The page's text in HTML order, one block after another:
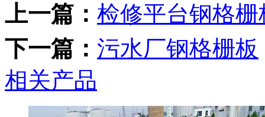
上一篇： 检修平台钢格栅
下一篇： 污水厂钢格栅板
相关产品